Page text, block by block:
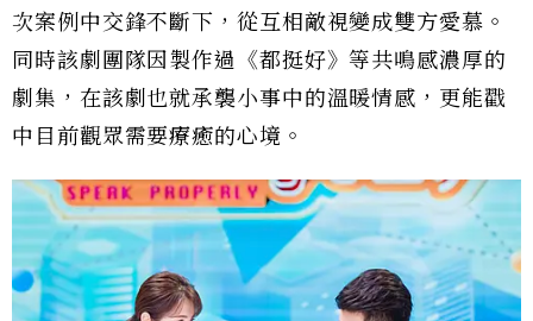
次案例中交鋒不斷下，從互相敵視變成雙方愛慕。
同時該劇團隊因製作過《都挺好》等共鳴感濃厚的
劇集，在該劇也就承襲小事中的溫暖情感，更能戳
中目前觀眾需要療癒的心境。